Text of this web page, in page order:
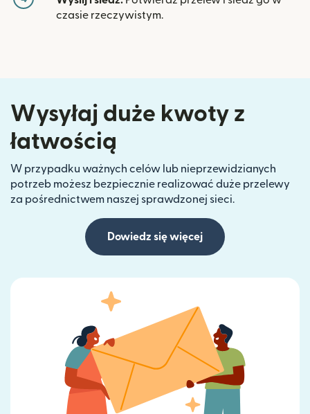
czasie rzeczywistym.
Wysyłaj duże kwoty z
łatwością
W przypadku ważnych celów lub nieprzewidzianych
potrzeb możesz bezpiecznie realizować duże przelewy
za pośrednictwem naszej sprawdzonej sieci.
Dowiedz się więcej